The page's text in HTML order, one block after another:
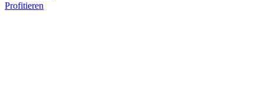
Profitieren